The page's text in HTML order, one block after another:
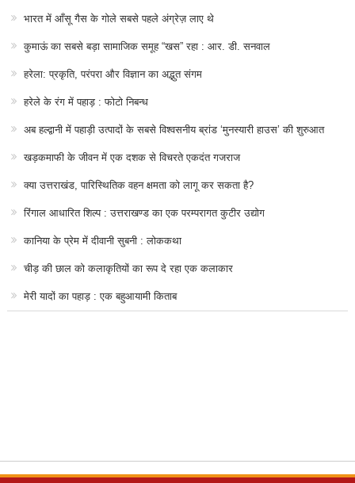
भारत में आँसू गैस के गोले सबसे पहले अंग्रेज़ लाए थे
कुमाऊं का सबसे बड़ा सामाजिक समूह “खस” रहा : आर. डी. सनवाल
हरेला: प्रकृति, परंपरा और विज्ञान का अद्भुत संगम
हरेले के रंग में पहाड़ : फोटो निबन्ध
अब हल्द्वानी में पहाड़ी उत्पादों के सबसे विश्वसनीय ब्रांड ‘मुनस्यारी हाउस’ की शुरुआत
खड़कमाफी के जीवन में एक दशक से विचरते एकदंत गजराज
क्या उत्तराखंड, पारिस्थितिक वहन क्षमता को लागू कर सकता है?
रिंगाल आधारित शिल्प : उत्तराखण्ड का एक परम्परागत कुटीर उद्योग
कानिया के प्रेम में दीवानी सुबनी : लोककथा
चीड़ की छाल को कलाकृतियों का रूप दे रहा एक कलाकार
मेरी यादों का पहाड़ : एक बहुआयामी किताब